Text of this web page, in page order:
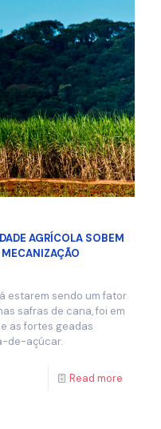
AGRÍCOLA SOBEM
estarem sendo um fator
safras de cana, foi em
as fortes geadas
de-açúcar.
Read more